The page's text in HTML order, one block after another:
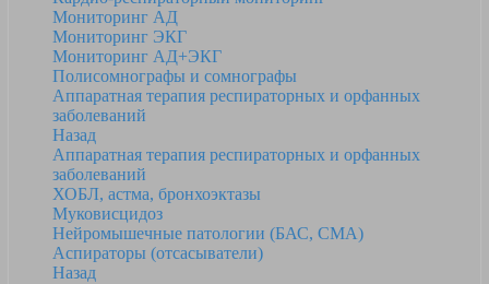
Мониторинг АД
Мониторинг ЭКГ
Мониторинг АД+ЭКГ
Полисомнографы и сомнографы
Аппаратная терапия респираторных и орфанных
заболеваний
Назад
Аппаратная терапия респираторных и орфанных
заболеваний
ХОБЛ, астма, бронхоэктазы
Муковисцидоз
Нейромышечные патологии (БАС, СМА)
Аспираторы (отсасыватели)
Назад